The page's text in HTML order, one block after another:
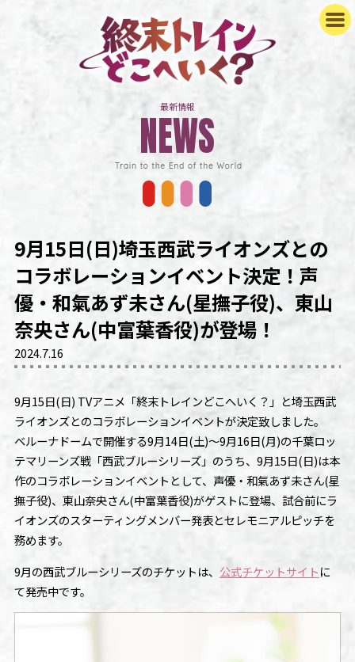
NEWS
STAFF&CAST
STORY
ON AIR
CHARACTER
GOODS
Blu-ray/DVD
MOVIE
SPECIAL
HERE
最新情報
NEWS
9月15日(日)埼玉西武ライオンズとの
コラボレーションイベント決定！ 声
優・和氣あず未さん(星撫子役)、東山
奈央さん(中富葉香役)が登場！
2024.7.16
9月15日(日) TVアニメ「終末トレインどこへいく？」と埼玉西武
ライオンズとのコラボレーションイベントが決定致しました。
ベルーナドームで開催する9月14日(土)～9月16日(月)の千葉ロッ
テマリーンズ戦「西武ブルーシリーズ」のうち、9月15日(日)は本
作のコラボレーションイベントとして、声優・和氣あず未さん(星
撫子役)、東山奈央さん(中富葉香役)がゲストに登場、試合前にラ
イオンズのスターティングメンバー発表とセレモニアルピッチを
務めます。
9月の西武ブルーシリーズのチケットは、 公式チケットサイトに
て発売中です。